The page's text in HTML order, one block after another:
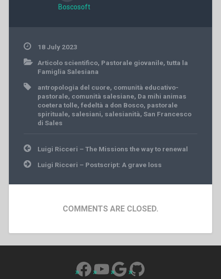
Boscosoft
18 July 2023
Articolo scientifico, Pastorale giovanile, tutta la
Famiglia Salesiana
antropologia del cuore, comunità educativo-
pastorale, comunità salesiane, Da mihi animas
coetera tolle, fedeltà a don Bosco, pastorale
spirituale, salesiani, salesianità, San Francesco
di Sales
Post
navigation
Luigi Ricceri – The Missions the way to renewal
Luigi Ricceri – Postscript: A grave loss
COMMENTS ARE CLOSED.
Facebook
YouTube
Google
GitHub